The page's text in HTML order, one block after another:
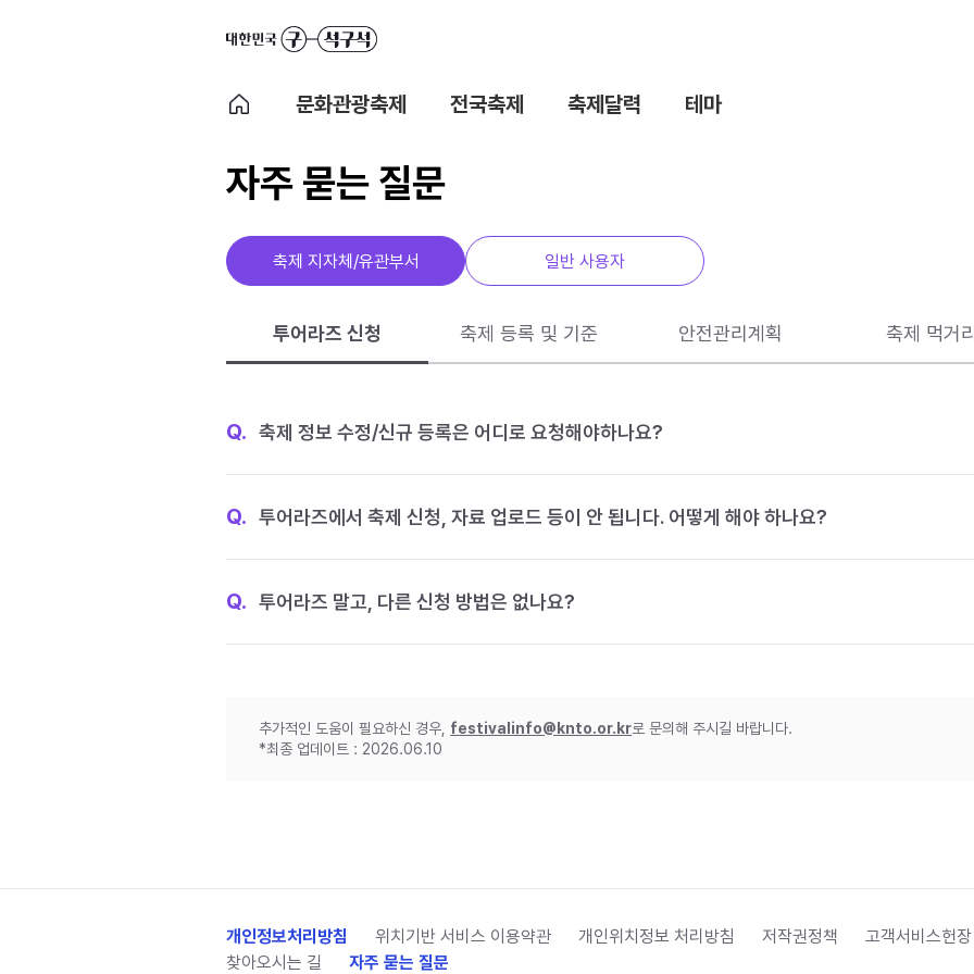
문화관광축제 전국축제 축제달력 테마
자주 묻는 질문
축제 지자체/유관부서 일반 사용자
투어라즈 신청 축제 등록 및 기준 안전관리계획 축제 먹거리
Q. 축제 정보 수정/신규 등록은 어디로 요청해야하나요?
Q. 투어라즈에서 축제 신청, 자료 업로드 등이 안 됩니다. 어떻게 해야 하나요?
Q. 투어라즈 말고, 다른 신청 방법은 없나요?
추가적인 도움이 필요하신 경우, festivalinfo@knto.or.kr로 문의해 주시길 바랍니다.
*최종 업데이트 : 2026.06.10
개인정보처리방침 위치기반 서비스 이용약관 개인위치정보 처리방침 저작권정책 고객서비스헌장
찾아오시는 길
자주 묻는 질문